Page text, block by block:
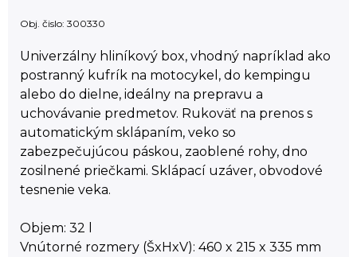
Obj. čislo: 300330
Univerzálny hliníkový box, vhodný napríklad ako
postranný kufrík na motocykel, do kempingu
alebo do dielne, ideálny na prepravu a
uchovávanie predmetov. Rukoväť na prenos s
automatickým sklápaním, veko so
zabezpečujúcou páskou, zaoblené rohy, dno
zosilnené priečkami. Sklápací uzáver, obvodové
tesnenie veka.
Objem: 32 l
Vnútorné rozmery (ŠxHxV): 460 x 215 x 335 mm